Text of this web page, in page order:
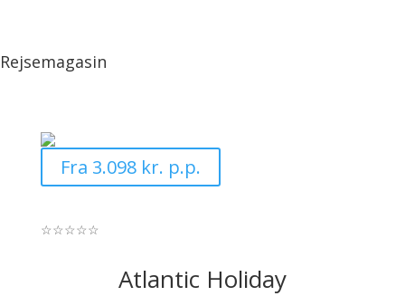
Rejsemagasin
Fra 3.098 kr. p.p.
☆☆☆☆☆
Atlantic Holiday